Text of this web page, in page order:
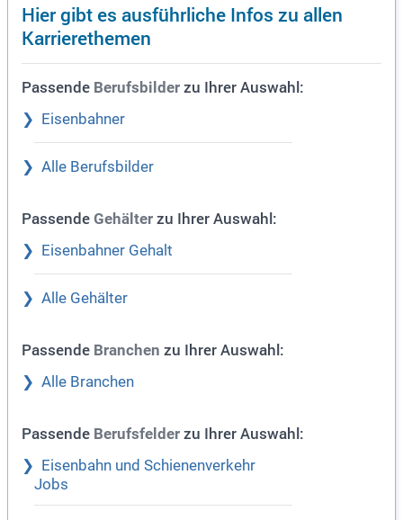
Hier gibt es ausführliche Infos zu allen
Karrierethemen
Passende Berufsbilder zu Ihrer Auswahl:
Eisenbahner
Alle Berufsbilder
Passende Gehälter zu Ihrer Auswahl:
Eisenbahner Gehalt
Alle Gehälter
Passende Branchen zu Ihrer Auswahl:
Alle Branchen
Passende Berufsfelder zu Ihrer Auswahl:
Eisenbahn und Schienenverkehr
Jobs